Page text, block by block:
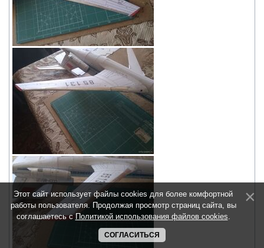
Этот сайт использует файлы cookies для более комфортной
работы пользователя. Продолжая просмотр страниц сайта, вы
соглашаетесь сПолитикой использования файлов cookies.
СОГЛАСИТЬСЯ